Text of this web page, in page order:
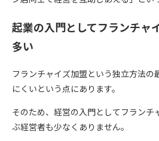
起業の入門としてフランチャ
多い
フランチャイズ加盟という独立方法の
にくいという点にあります。
そのため、経営の入門としてフランチ
ぶ経営者も少なくありません。